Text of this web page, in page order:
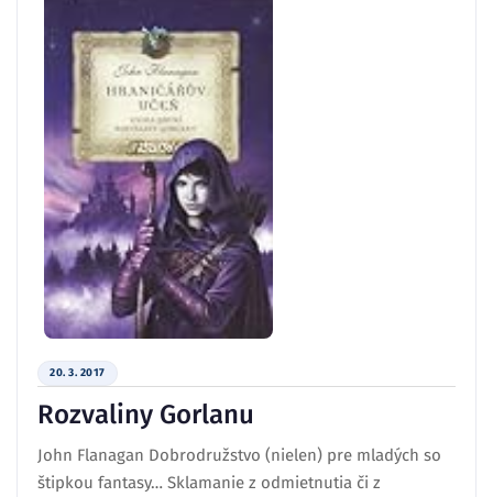
20. 3. 2017
Rozvaliny Gorlanu
John Flanagan Dobrodružstvo (nielen) pre mladých so
štipkou fantasy… Sklamanie z odmietnutia či z